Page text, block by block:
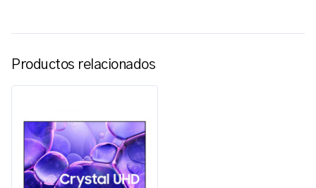
Productos relacionados